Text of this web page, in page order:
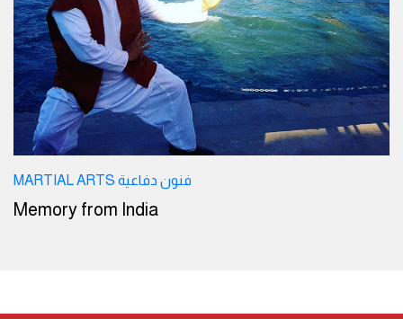
MARTIAL ARTS فنون دفاعية
Memory from India